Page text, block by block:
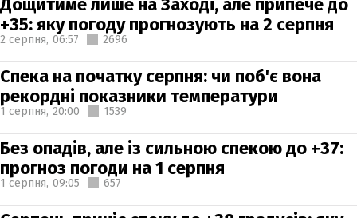
+35: яку погоду прогнозують на 2 серпня
2 серпня, 06:57 2696
Спека на початку серпня: чи поб'є вона
рекордні показники температури
1 серпня, 20:00 1539
Без опадів, але із сильною спекою до +37:
прогноз погоди на 1 серпня
1 серпня, 09:05 657